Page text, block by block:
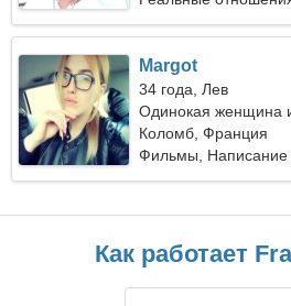
Margot
34 года, Лев
Одинокая женщина
Коломб, Франция
Фильмы, Написание
Как работает